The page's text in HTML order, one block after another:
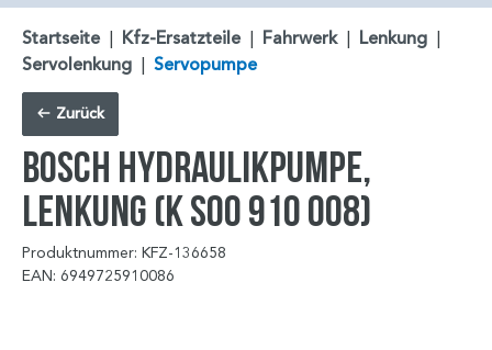
Startseite | Kfz-Ersatzteile | Fahrwerk | Lenkung |
Servolenkung | Servopumpe
Zurück
BOSCH Hydraulikpumpe,
Lenkung (K S00 910 008)
Produktnummer: KFZ-136658
EAN: 6949725910086